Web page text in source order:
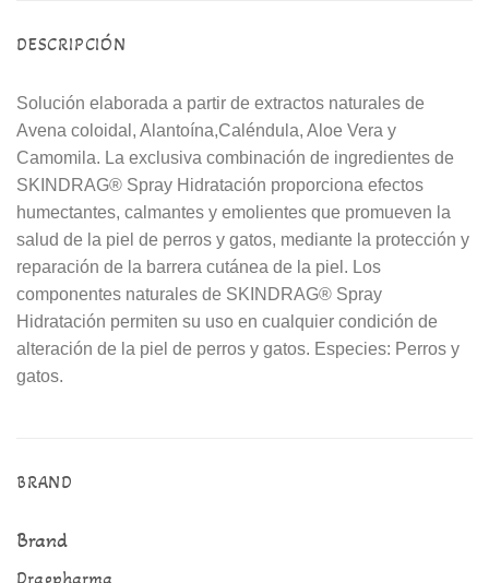
DESCRIPCIÓN
Solución elaborada a partir de extractos naturales de
Avena coloidal, Alantoína,Caléndula, Aloe Vera y
Camomila. La exclusiva combinación de ingredientes de
SKINDRAG® Spray Hidratación proporciona efectos
humectantes, calmantes y emolientes que promueven la
salud de la piel de perros y gatos, mediante la protección y
reparación de la barrera cutánea de la piel. Los
componentes naturales de SKINDRAG® Spray
Hidratación permiten su uso en cualquier condición de
alteración de la piel de perros y gatos. Especies: Perros y
gatos.
BRAND
Brand
Dragpharma